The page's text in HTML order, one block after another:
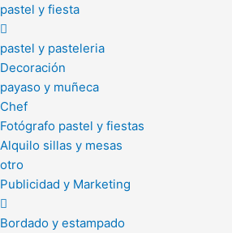
pastel y fiesta
pastel y pasteleria
Decoración
payaso y muñeca
Chef
Fotógrafo pastel y fiestas
Alquilo sillas y mesas
otro
Publicidad y Marketing
Bordado y estampado